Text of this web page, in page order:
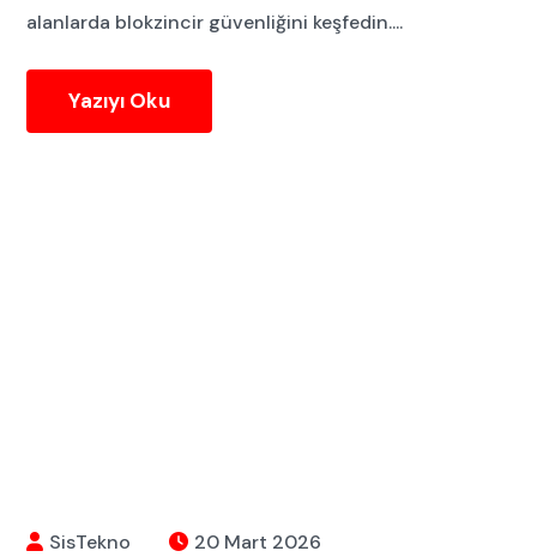
alanlarda blokzincir güvenliğini keşfedin....
Yazıyı Oku
SisTekno 20 Mart 2026